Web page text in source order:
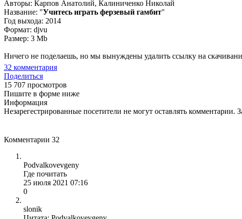
Авторы: Карпов Анатолий, Калиниченко Николай
Название: "Учитесь играть ферзевый гамбит"
Год выхода: 2014
Формат: djvu
Размер: 3 Mb
Ничего не поделаешь, но мы вынуждены удалить ссылку на
32 комментария
Поделиться
15 707 просмотров
Пишите в форме ниже
Информация
Незарегестрированные посетители не могут оставлять комментарии.
Комментарии 32
Podvalkovevgeny
Где почитать
25 июля 2021 07:16
0
slonik